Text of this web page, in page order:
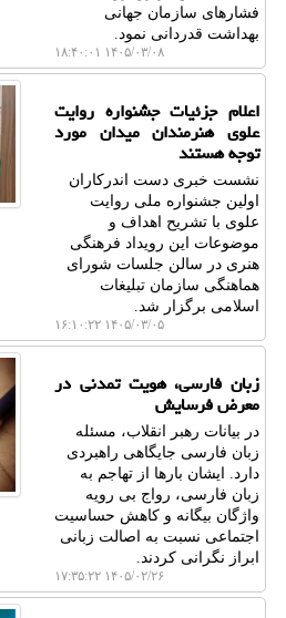
فشارهای سازمان جهانی
بهداشت قدردانی نمود.
۱۴۰۵/۰۳/۰۸ ۱۸:۴۰:۰۱
اعلام جزئیات جشنواره روایت
علوی هنرمندان میدان مورد
توجه هستند
نشست خبری دست اندرکاران
اولین جشنواره ملی روایت
علوی با تشریح اهداف و
موضوعات این رویداد فرهنگی
هنری در سالن جلسات شورای
هماهنگی سازمان تبلیغات
اسلامی برگزار شد.
۱۴۰۵/۰۳/۰۵ ۱۶:۱۰:۲۲
زبان فارسی، هویت تمدنی در
معرض فرسایش
در بیانات رهبر انقلاب، مسئله
زبان فارسی جایگاهی راهبردی
دارد. ایشان بارها از تهاجم به
زبان فارسی، رواج بی رویه
واژگان بیگانه و کاهش حساسیت
اجتماعی نسبت به اصالت زبانی
ابراز نگرانی کردند.
۱۴۰۵/۰۲/۲۶ ۱۷:۳۵:۲۲